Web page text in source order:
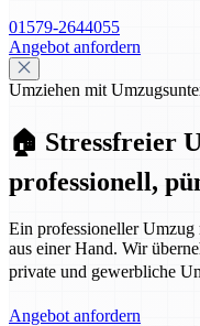
01579-2644055
Angebot anfordern
Umziehen mit
🏠 Stressfreier
professionell,
Ein professioneller Umzug
aus einer Hand. Wir
private und gewerbliche
Angebot anfordern